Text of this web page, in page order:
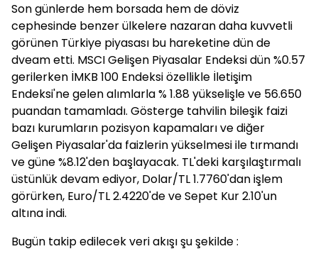
Son günlerde hem borsada hem de döviz
cephesinde benzer ülkelere nazaran daha kuvvetli
görünen Türkiye piyasası bu hareketine dün de
dveam etti. MSCI Gelişen Piyasalar Endeksi dün %0.57
gerilerken İMKB 100 Endeksi özellikle İletişim
Endeksi'ne gelen alımlarla % 1.88 yükselişle ve 56.650
puandan tamamladı. Gösterge tahvilin bileşik faizi
bazı kurumların pozisyon kapamaları ve diğer
Gelişen Piyasalar'da faizlerin yükselmesi ile tırmandı
ve güne %8.12'den başlayacak. TL'deki karşılaştırmalı
üstünlük devam ediyor, Dolar/TL 1.7760'dan işlem
görürken, Euro/TL 2.4220'de ve Sepet Kur 2.10'un
altına indi.
Bugün takip edilecek veri akışı şu şekilde :